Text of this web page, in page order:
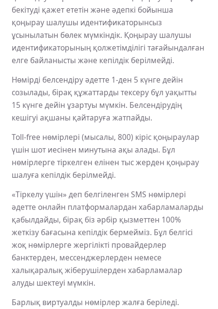
бекітуді қажет ететін және әдепкі бойынша
қоңырау шалушы идентификаторынсыз
ұсынылатын бөлек мүмкіндік. Қоңырау шалушы
идентификаторының қолжетімділігі тағайындалған
елге байланысты және кепілдік берілмейді.
Нөмірді белсендіру әдетте 1-ден 5 күнге дейін
созылады, бірақ құжаттарды тексеру бұл уақытты
15 күнге дейін ұзартуы мүмкін. Белсендірудің
кешігуі ақшаны қайтаруға жатпайды.
Toll-free нөмірлері (мысалы, 800) кіріс қоңыраулар
үшін шот иесінен минутына ақы алады. Бұл
нөмірлерге тіркелген елінен тыс жерден қоңырау
шалуға кепілдік берілмейді.
«Тіркелу үшін» деп белгіленген SMS нөмірлері
әдетте онлайн платформалардан хабарламаларды
қабылдайды, бірақ біз әрбір қызметтен 100%
жеткізу бағасына кепілдік бермейміз. Бұл белгісі
жоқ нөмірлерге жергілікті провайдерлер
банктерден, мессенджерлерден немесе
халықаралық жіберушілерден хабарламалар
алуды шектеуі мүмкін.
Барлық виртуалды нөмірлер жалға беріледі.